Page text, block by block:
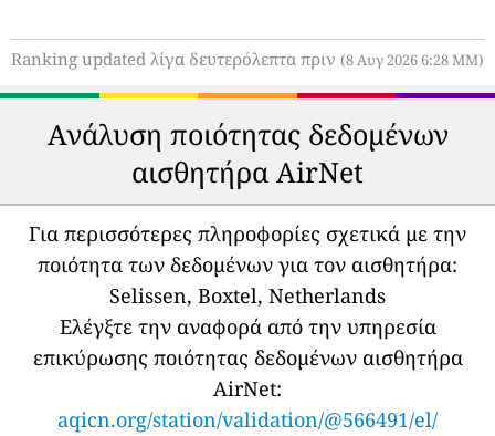
Ranking updated λίγα δευτερόλεπτα πριν (8 Αυγ 2026 6:28 ΜΜ)
Ανάλυση ποιότητας δεδομένων
αισθητήρα AirNet
Για περισσότερες πληροφορίες σχετικά με την
ποιότητα των δεδομένων για τον αισθητήρα:
Selissen, Boxtel, Netherlands
Ελέγξτε την αναφορά από την υπηρεσία
επικύρωσης ποιότητας δεδομένων αισθητήρα
AirNet:
aqicn.org/station/validation/@566491/el/